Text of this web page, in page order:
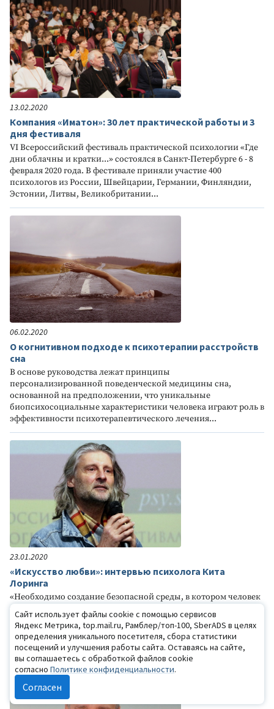
13.02.2020
Компания «Иматон»: 30 лет практической работы и 3
дня фестиваля
VI Всероссийский фестиваль практической психологии «Где
дни облачны и кратки...» состоялся в Санкт-Петербурге 6 - 8
февраля 2020 года. В фестивале приняли участие 400
психологов из России, Швейцарии, Германии, Финляндии,
Эстонии, Литвы, Великобритании...
06.02.2020
О когнитивном подходе к психотерапии расстройств
сна
В основе руководства лежат принципы
персонализированной поведенческой медицины сна,
основанной на предположении, что уникальные
биопсихосоциальные характеристики человека играют роль в
эффективности психотерапевтического лечения...
23.01.2020
«Искусство любви»: интервью психолога Кита
Лоринга
«Необходимо создание безопасной среды, в котором человек
может выдерживать свою уязвимость и с уважением
относиться к полученным в детстве ранам. Требуется
огромное мужество, чтобы снова почувствовать себя
маленьким, когда ты уже сильный и большой...»
Сайт использует файлы cookie с помощью сервисов
Яндекс Метрика, top.mail.ru, Рамблер/топ-100, SberADS в целях
определения уникального посетителя, сбора статистики
посещений и улучшения работы сайта. Оставаясь на сайте,
вы соглашаетесь с обработкой файлов cookie
согласно Политике конфиденциальности.
Согласен